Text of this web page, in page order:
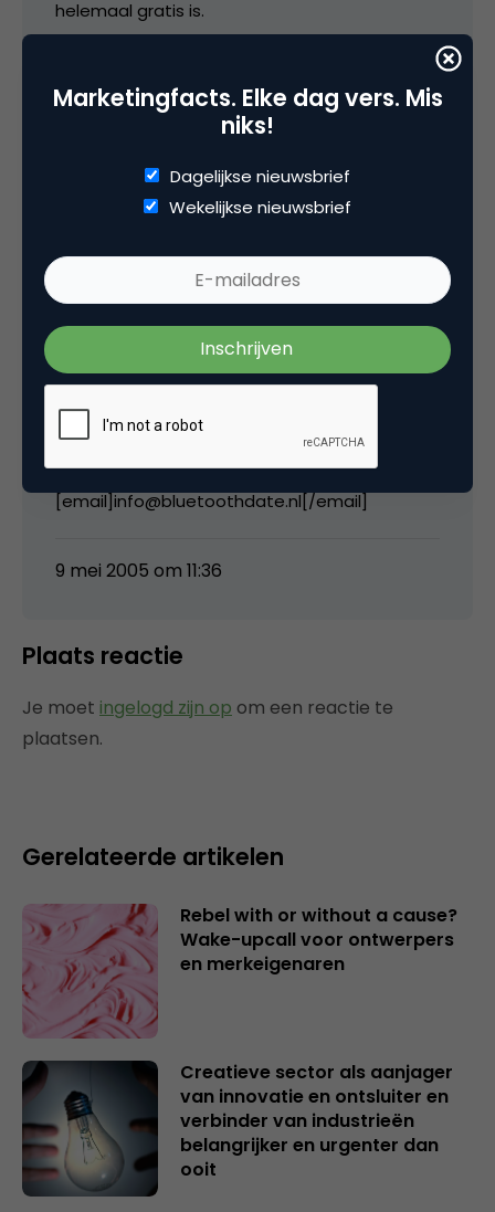
helemaal gratis is.
Je kan vanaf nu dus profielen bekijken en
Dit is nog niet eerder gedaan en is daarom
ook geregistreerd door ons bij Shieldmark, kvk
en de Notaris zowel in de Benelux als daar
Als iemand hier meer informatie over wilt
[email]info@bluetoothdate.nl[/email]
9 mei 2005 om 11:36
Plaats reactie
Je moet ingelogd zijn op om een reactie te
plaatsen.
Gerelateerde artikelen
Rebel with or without a cause?
Wake-upcall voor ontwerpers
en merkeigenaren
Creatieve sector als aanjager
van innovatie en ontsluiter en
verbinder van industrieën
belangrijker en urgenter dan
ooit
Marketingfacts. Elke dag vers. Mis
niks!
Dagelijkse nieuwsbrief
Wekelijkse nieuwsbrief